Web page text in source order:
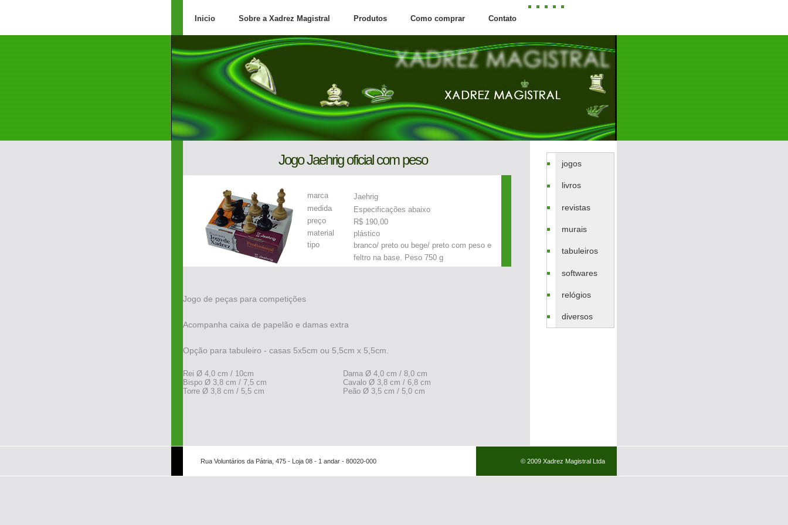
Inicio Sobre a Xadrez Magistral Produtos Como comprar Contato
Jogo Jaehrig oficial com peso
marca
Jaehrig
medida
Especificações abaixo
preço
R$ 190,00
material
plástico
tipo
branco/ preto ou bege/ preto com peso e
feltro na base. Peso 750 g
Jogo de peças para competições
Acompanha caixa de papelão e damas extra
Opção para tabuleiro - casas 5x5cm ou 5,5cm x 5,5cm.
Rei Ø 4,0 cm / 10cm
Dama Ø 4,0 cm / 8,0 cm
Bispo Ø 3,8 cm / 7,5 cm
Cavalo Ø 3,8 cm / 6,8 cm
Torre Ø 3,8 cm / 5,5 cm
Peão Ø 3,5 cm / 5,0 cm
jogos
livros
revistas
murais
tabuleiros
softwares
relógios
diversos
Rua Voluntários da Pátria, 475 - Loja 08 - 1 andar - 80020-000 © 2009 Xadrez Magistral Ltda